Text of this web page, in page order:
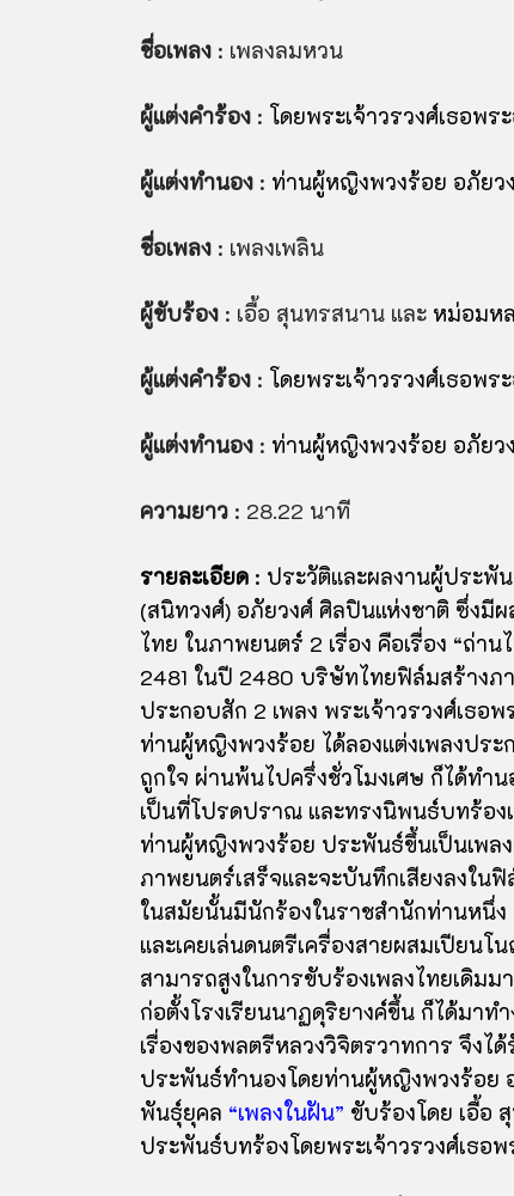
ชื่อเพลง : เพลงลมหวน
ผู้แต่งคำร้อง : โดยพระเจ้าวรวงศ์เธอพ
ผู้แต่งทำนอง : ท่านผู้หญิงพวงร้อย อภัยว
ชื่อเพลง : เพลงเพลิน
ผู้ขับร้อง : เอื้อ สุนทรสนาน และ หม่อมห
ผู้แต่งคำร้อง : โดยพระเจ้าวรวงศ์เธอพ
ผู้แต่งทำนอง : ท่านผู้หญิงพวงร้อย อภัยว
ความยาว : 28.22 นาที
รายละเอียด : ประวัติและผลงานผู้ประพั
(สนิทวงศ์) อภัยวงศ์ ศิลปินแห่งชาติ ซึ่งมี
ไทย ในภาพยนตร์ 2 เรื่อง คือเรื่อง “ถ่าน
2481 ในปี 2480 บริษัทไทยฟิล์มสร้างภา
ประกอบสัก 2 เพลง พระเจ้าวรวงศ์เธ
ท่านผู้หญิงพวงร้อย ได้ลองแต่งเพลงประ
ถูกใจ ผ่านพ้นไปครึ่งชั่วโมงเศษ ก็ได้ท
เป็นที่โปรดปราณ และทรงนิพนธ์บทร้อง
ท่านผู้หญิงพวงร้อย ประพันธ์ขึ้นเป็นเพล
ภาพยนตร์เสร็จและจะบันทึกเสียงลงใน
ในสมัยนั้นมีนักร้องในราชสำนักท่านหนึ่ง
และเคยเล่นดนตรีเครื่องสายผสมเปียน
สามารถสูงในการขับร้องเพลงไทยเดิม
ก่อตั้งโรงเรียนนาฏดุริยางค์ขึ้น ก็ได้มาท
เรื่องของพลตรีหลวงวิจิตรวาทการ จึงไ
ประพันธ์ทำนองโดยท่านผู้หญิงพวงร้อย
พันธุ์ยุคล “เพลงในฝัน” ขับร้องโดย เอื้อ
ประพันธ์บทร้องโดยพระเจ้าวรวงศ์เธอ